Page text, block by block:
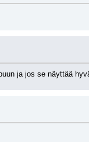
ja jos se näyttää